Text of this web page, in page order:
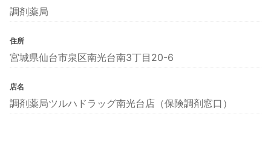
調剤薬局
住所
宮城県仙台市泉区南光台南3丁目20-6
店名
調剤薬局ツルハドラッグ南光台店（保険調剤窓口）